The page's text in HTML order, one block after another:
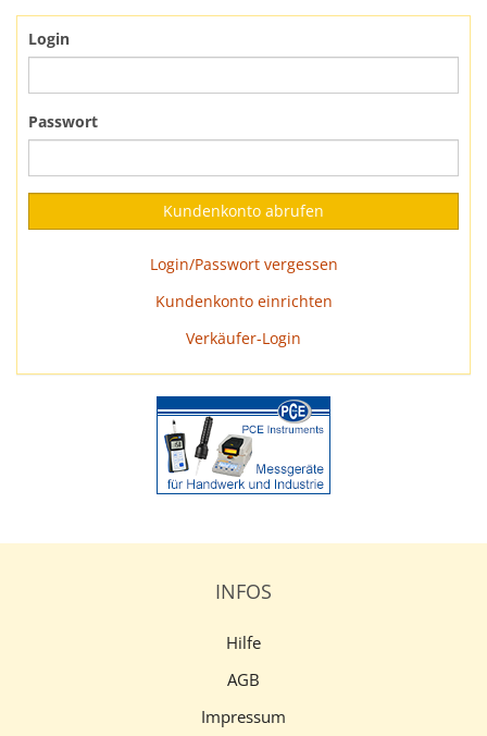
Login
Passwort
Login/Passwort vergessen
Kundenkonto einrichten
Verkäufer-Login
INFOS
Hilfe
AGB
Impressum